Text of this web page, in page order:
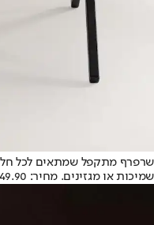
שרפרף מתקפל שמתאים לכל
שמיכות או מגזינים. מחיר: 149.90 שקלים במקום 199 שקלים / זארה הום